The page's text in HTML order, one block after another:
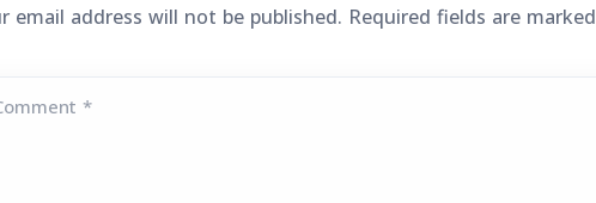
email address will not be published. Required fields are marked
*